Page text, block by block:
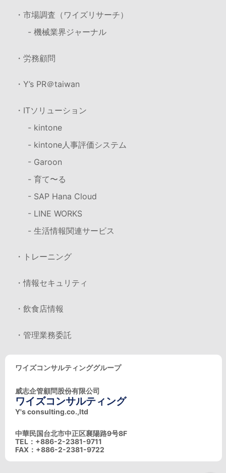
・市場調査（ワイズリサーチ）
- 機械業界ジャーナル
・労務顧問
・Y’s PR＠taiwan
・ITソリューション
- kintone
- kintone人事評価システム
- Garoon
- 育て〜る
- SAP Hana Cloud
- LINE WORKS
- 生活情報関連サービス
・トレーニング
・情報セキュリティ
・飲食店情報
・管理業務委託
ワイズコンサルティンググループ
威志企管顧問股份有限公司
ワイズコンサルティング
Y's consulting.co.,ltd
中華民国台北市中正区襄陽路9号8F
TEL：+886-2-2381-9711
FAX：+886-2-2381-9722